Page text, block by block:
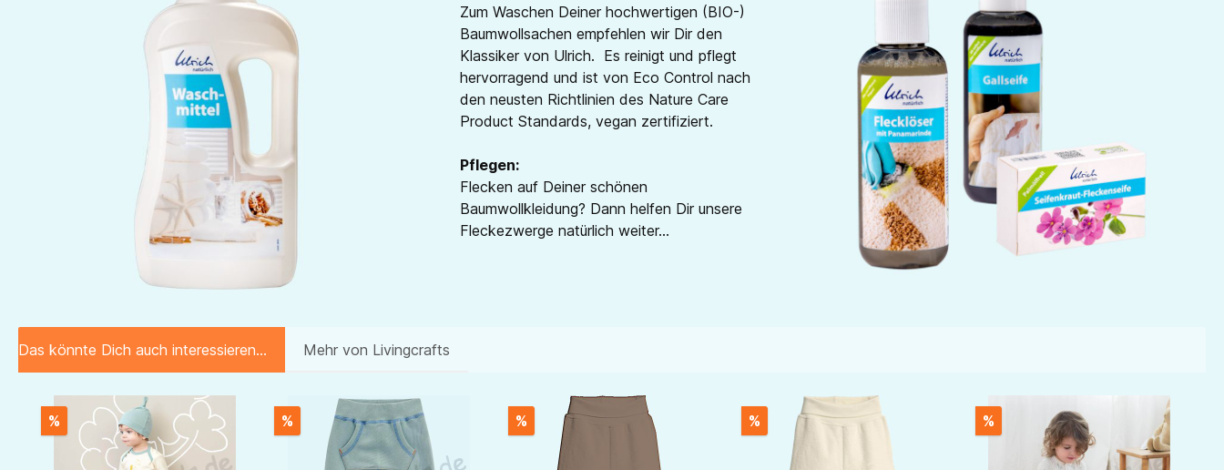
Zum Waschen Deiner hochwertigen (BIO-)
Baumwollsachen empfehlen wir Dir den
Klassiker von Ulrich. Es reinigt und pflegt
hervorragend und ist von Eco Control nach
den neusten Richtlinien des Nature Care
Product Standards, vegan zertifiziert.
Pflegen:
Flecken auf Deiner schönen
Baumwollkleidung? Dann helfen Dir unsere
Fleckezwerge natürlich weiter...
Das könnte Dich auch interessieren... Mehr von Livingcrafts
Produktgalerie überspringen
% % % % %